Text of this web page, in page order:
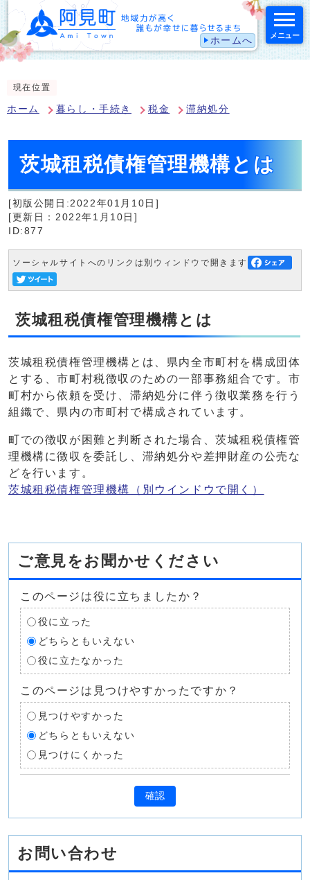
ホームへ メニュー
現在位置
ホーム 暮らし・手続き 税金 滞納処分
茨城租税債権管理機構とは
[初版公開日:2022年01月10日]
[更新日：2022年1月10日]
ID:877
ソーシャルサイトへのリンクは別ウィンドウで開きます
茨城租税債権管理機構とは
茨城租税債権管理機構とは、県内全市町村を構成団体
とする、市町村税徴収のための一部事務組合です。市
町村から依頼を受け、滞納処分に伴う徴収業務を行う
組織で、県内の市町村で構成されています。
町での徴収が困難と判断された場合、茨城租税債権管
理機構に徴収を委託し、滞納処分や差押財産の公売な
どを行います。
茨城租税債権管理機構
（別ウインドウで開く）
ご意見をお聞かせください
このページは役に立ちましたか？
役に立った
どちらともいえない
役に立たなかった
このページは見つけやすかったですか？
見つけやすかった
どちらともいえない
見つけにくかった
確認
お問い合わせ